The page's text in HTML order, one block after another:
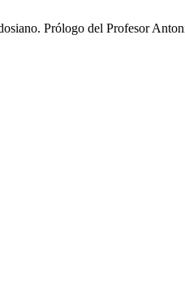
Prólogo del Profesor